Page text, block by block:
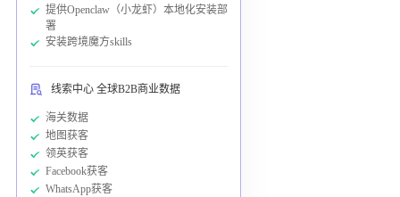
提供Openclaw（小龙虾）本地化安装部
署
安装跨境魔方skills
线索中心 全球B2B商业数据
海关数据
地图获客
领英获客
Facebook获客
WhatsApp获客